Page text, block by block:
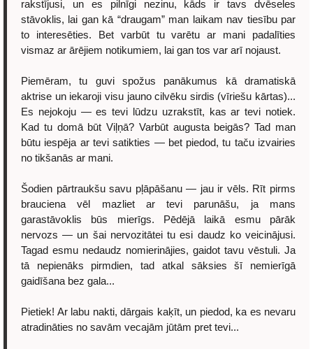
rakstījusi, un es pilnīgi nezinu, kāds ir tavs dvēseles
stāvoklis, lai gan kā “draugam” man laikam nav tiesību par
to interesēties. Bet varbūt tu varētu ar mani padalīties
vismaz ar ārējiem notikumiem, lai gan tos var arī nojaust.
Piemēram, tu guvi spožus panākumus kā dramatiskā
aktrise un iekaroji visu jauno cilvēku sirdis (vīriešu kārtas)...
Es nejokoju — es tevi lūdzu uzrakstīt, kas ar tevi notiek.
Kad tu domā būt Viļņā? Varbūt augusta beigās? Tad man
būtu iespēja ar tevi satikties — bet piedod, tu taču izvairies
no tikšanās ar mani.
Šodien pārtraukšu savu pļāpāšanu — jau ir vēls. Rīt pirms
brauciena vēl mazliet ar tevi parunāšu, ja mans
garastāvoklis būs mierīgs. Pēdējā laikā esmu pārāk
nervozs — un šai nervozitātei tu esi daudz ko veicinājusi.
Tagad esmu nedaudz nomierinājies, gaidot tavu vēstuli. Ja
tā nepienāks pirmdien, tad atkal sāksies šī nemierīgā
gaidīšana bez gala...
Pietiek! Ar labu nakti, dārgais kaķīt, un piedod, ka es nevaru
atradināties no savām vecajām jūtām pret tevi...